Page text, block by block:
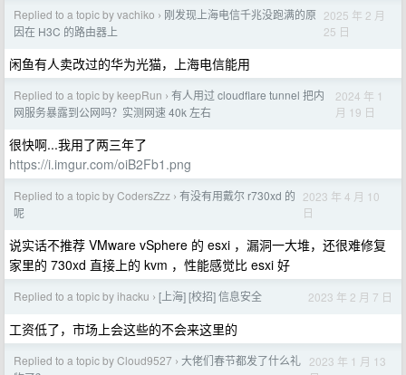
Replied to a topic by vachiko › 刚发现上海电信千兆没跑满的原
因在 H3C 的路由器上
2025 年 2 月
25 日
闲鱼有人卖改过的华为光猫，上海电信能用
Replied to a topic by keepRun › 有人用过 cloudflare tunnel 把内
网服务暴露到公网吗？实测网速 40k 左右
2024 年 1
月 19 日
很快啊...我用了两三年了
https://i.imgur.com/oiB2Fb1.png
Replied to a topic by CodersZzz › 有没有用戴尔 r730xd 的
呢
2023 年 4 月 10
日
说实话不推荐 VMware vSphere 的 esxi ，漏洞一大堆，还很难修复
家里的 730xd 直接上的 kvm ，性能感觉比 esxi 好
Replied to a topic by ihacku › [上海] [校招] 信息安全 2023 年 2 月 7 日
工资低了，市场上会这些的不会来这里的
Replied to a topic by Cloud9527 › 大佬们春节都发了什么礼 2023 年 1 月 13